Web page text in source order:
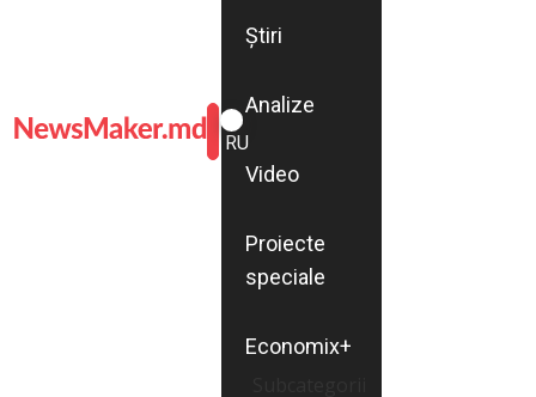
ROMÂNĂ
RU
Știri
Analize
Video
Proiecte
speciale
Economix+